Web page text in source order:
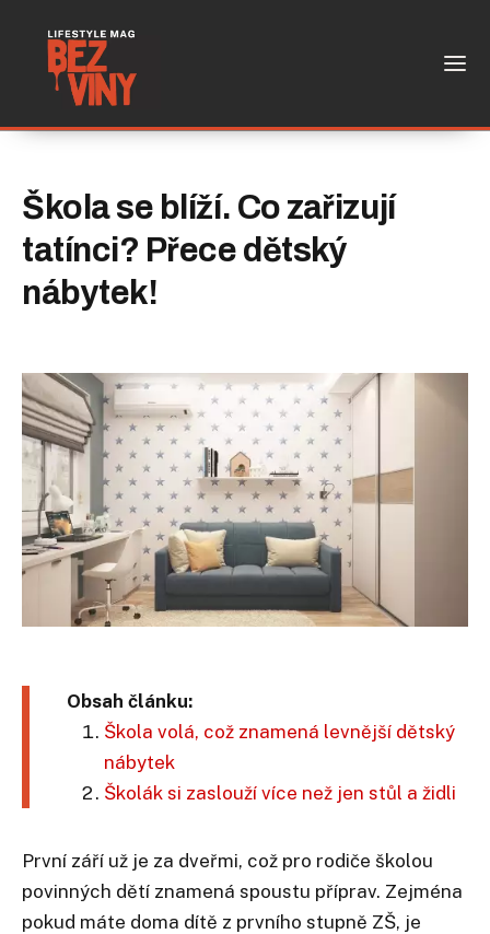
Škola se blíží. Co zařizují
tatínci? Přece dětský
nábytek!
Obsah článku:
Škola volá, což znamená levnější dětský
nábytek
Školák si zaslouží více než jen stůl a židli
První září už je za dveřmi, což pro rodiče školou
povinných dětí znamená spoustu příprav. Zejména
pokud máte doma dítě z prvního stupně ZŠ, je